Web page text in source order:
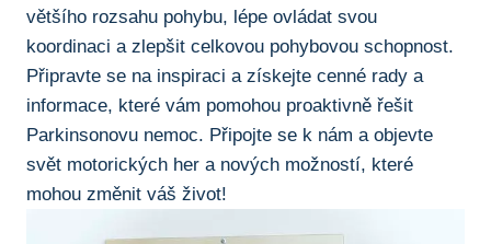
většího rozsahu pohybu, lépe⁤ ovládat svou
koordinaci a zlepšit celkovou pohybovou schopnost.
Připravte⁣ se ​na inspiraci a získejte cenné ⁣rady ‍a
informace, které ​vám pomohou proaktivně ⁢řešit
Parkinsonovu nemoc. Připojte se k nám a objevte
svět motorických her a nových možností, ‍které
mohou změnit váš život!